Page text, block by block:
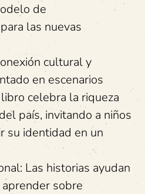
de
las nuevas
cultural y
en escenarios
celebra la riqueza
país, invitando a niños
su identidad en un
Las historias ayudan
sobre